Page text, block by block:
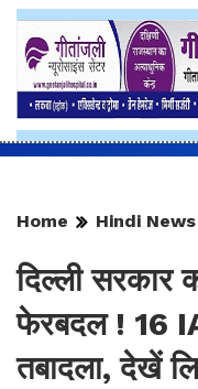
Home Hindi News
दिल्ली सरकार
फेरबदल ! 16
तबादला, देखें